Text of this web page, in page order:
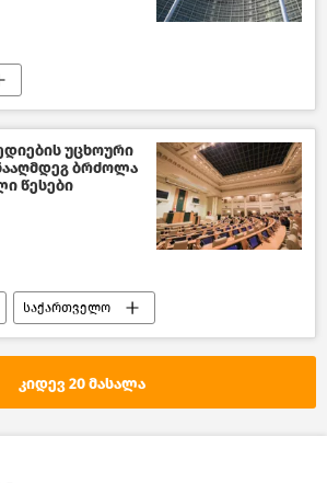
რუსეთი
უცხოური
ბრძოლა
წესები
საქართველო
კიდევ 20 მასალა